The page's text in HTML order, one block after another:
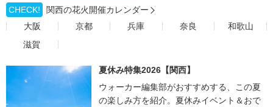
CHECK!
関西の花火開催カレンダー
大阪
京都 兵庫 奈良
和歌山
滋賀
夏休み特集2026【関西】
ウォーカー編集部がおすすめする、この夏
の楽しみ方を紹介。夏休みイベント＆おで